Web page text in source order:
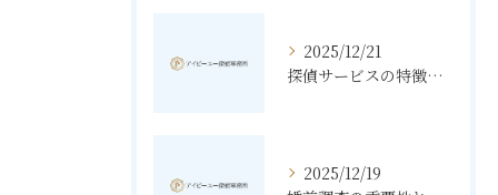
2025/12/21
探偵サービスの特徴と無料相談の利点
2025/12/19